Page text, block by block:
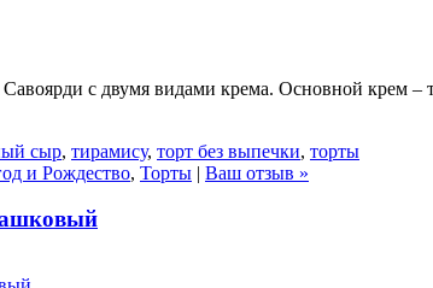
с двумя видами крема. Основной крем
сыр, тирамису, торт без выпечки, торты
и Рождество, Торты | Ваш отзыв »